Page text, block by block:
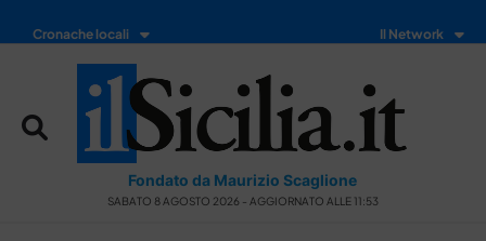
Cronache locali Il Network
Fondato da Maurizio Scaglione
SABATO 8 AGOSTO 2026 - AGGIORNATO ALLE 11:53